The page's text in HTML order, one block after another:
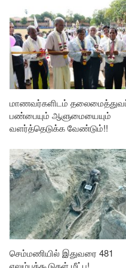
மாணவர்களிடம்
பண்பையும் ஆளுமையையும்
வளர்த்தெடுக்க வேண்டும்!!
செம்மணியில் இதுவரை 481